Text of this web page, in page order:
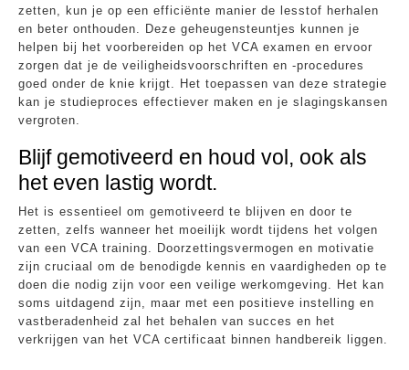
zetten, kun je op een efficiënte manier de lesstof herhalen
en beter onthouden. Deze geheugensteuntjes kunnen je
helpen bij het voorbereiden op het VCA examen en ervoor
zorgen dat je de veiligheidsvoorschriften en -procedures
goed onder de knie krijgt. Het toepassen van deze strategie
kan je studieproces effectiever maken en je slagingskansen
vergroten.
Blijf gemotiveerd en houd vol, ook als
het even lastig wordt.
Het is essentieel om gemotiveerd te blijven en door te
zetten, zelfs wanneer het moeilijk wordt tijdens het volgen
van een VCA training. Doorzettingsvermogen en motivatie
zijn cruciaal om de benodigde kennis en vaardigheden op te
doen die nodig zijn voor een veilige werkomgeving. Het kan
soms uitdagend zijn, maar met een positieve instelling en
vastberadenheid zal het behalen van succes en het
verkrijgen van het VCA certificaat binnen handbereik liggen.